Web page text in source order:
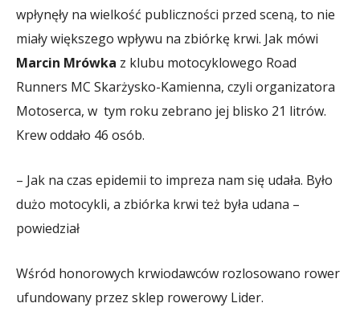
wpłynęły na wielkość publiczności przed sceną, to nie
miały większego wpływu na zbiórkę krwi. Jak mówi
Marcin Mrówka z klubu motocyklowego Road
Runners MC Skarżysko-Kamienna, czyli organizatora
Motoserca, w tym roku zebrano jej blisko 21 litrów.
Krew oddało 46 osób.
– Jak na czas epidemii to impreza nam się udała. Było
dużo motocykli, a zbiórka krwi też była udana –
powiedział
Wśród honorowych krwiodawców rozlosowano rower
ufundowany przez sklep rowerowy Lider.